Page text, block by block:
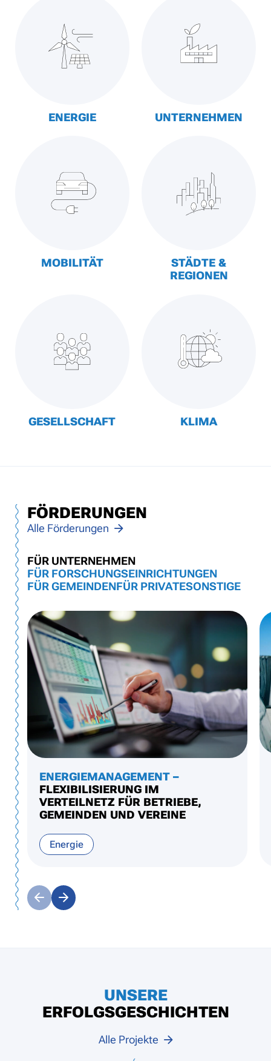
ENERGIE UNTERNEHMEN
MOBILITÄT
STÄDTE &
REGIONEN
GESELLSCHAFT KLIMA
FÖRDERUNGEN
Alle Förderungen
FÜR UNTERNEHMEN
FÜR FORSCHUNGSEINRICHTUNGEN
FÜR GEMEINDENFÜR PRIVATESONSTIGE
ENERGIEMANAGEMENT –
FLEXIBILISIERUNG IM
VERTEILNETZ FÜR BETRIEBE,
GEMEINDEN UND VEREINE
Energie
UNSERE
ERFOLGSGESCHICHTEN
Alle Projekte